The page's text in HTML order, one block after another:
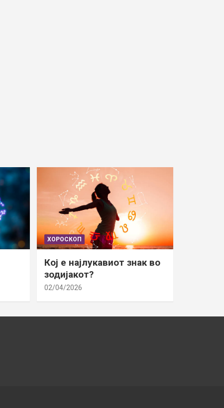
ХОРОСКОП
Кој е најлукавиот знак во
зодијакот?
02/04/2026